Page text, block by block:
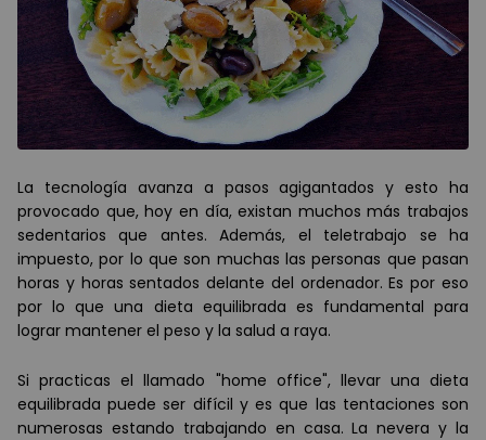
La tecnología avanza a pasos agigantados y esto ha
provocado que, hoy en día, existan muchos más trabajos
sedentarios que antes. Además, el teletrabajo se ha
impuesto, por lo que son muchas las personas que pasan
horas y horas sentados delante del ordenador. Es por eso
por lo que una dieta equilibrada es fundamental para
lograr mantener el peso y la salud a raya.
Si practicas el llamado "home office", llevar una dieta
equilibrada puede ser difícil y es que las tentaciones son
numerosas estando trabajando en casa. La nevera y la